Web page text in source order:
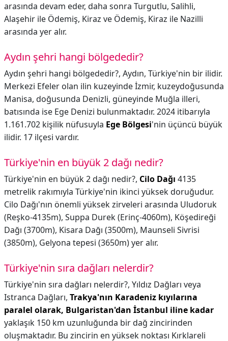
arasında devam eder, daha sonra Turgutlu, Salihli,
Alaşehir ile Ödemiş, Kiraz ve Ödemiş, Kiraz ile Nazilli
arasında yer alır.
Aydın şehri hangi bölgededir?
Aydın şehri hangi bölgededir?, Aydın, Türkiye'nin bir ilidir.
Merkezi Efeler olan ilin kuzeyinde İzmir, kuzeydoğusunda
Manisa, doğusunda Denizli, güneyinde Muğla illeri,
batısında ise Ege Denizi bulunmaktadır. 2024 itibarıyla
1.161.702 kişilik nüfusuyla Ege Bölgesi'nin üçüncü büyük
ilidir. 17 ilçesi vardır.
Türkiye'nin en büyük 2 dağı nedir?
Türkiye'nin en büyük 2 dağı nedir?, Cilo Dağı 4135
metrelik rakımıyla Türkiye'nin ikinci yüksek doruğudur.
Cilo Dağı'nın önemli yüksek zirveleri arasında Uludoruk
(Reşko-4135m), Suppa Durek (Erinç-4060m), Köşedireği
Dağı (3700m), Kisara Dağı (3500m), Maunseli Sivrisi
(3850m), Gelyona tepesi (3650m) yer alır.
Türkiye'nin sıra dağları nelerdir?
Türkiye'nin sıra dağları nelerdir?, Yıldız Dağları veya
Istranca Dağları, Trakya'nın Karadeniz kıyılarına
paralel olarak, Bulgaristan'dan İstanbul iline kadar
yaklaşık 150 km uzunluğunda bir dağ zincirinden
oluşmaktadır. Bu zincirin en yüksek noktası Kırklareli